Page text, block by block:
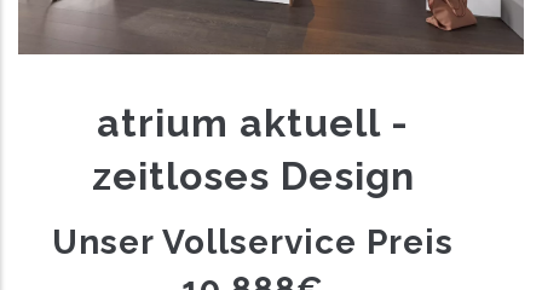
atrium aktuell -
zeitloses Design
Unser Vollservice Preis